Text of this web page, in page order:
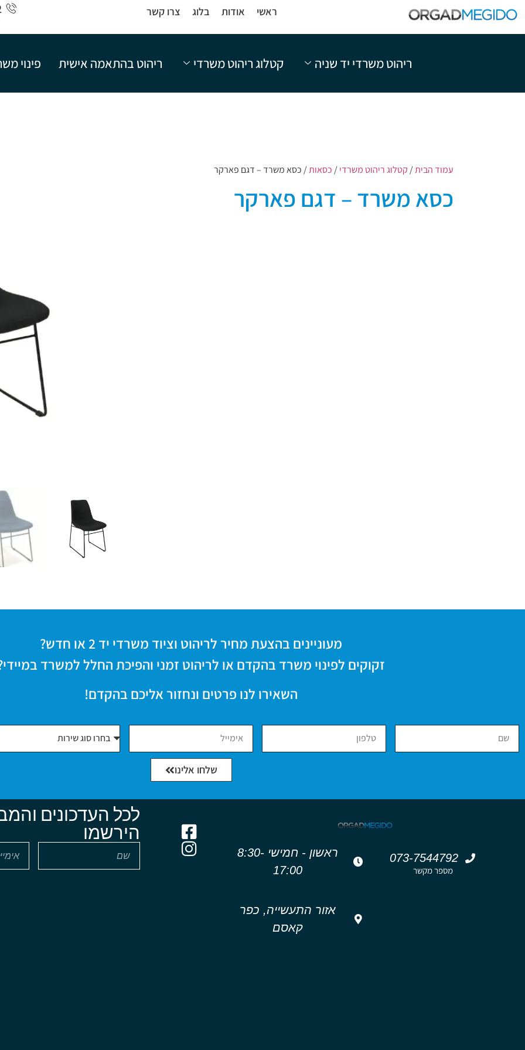
ראשי אודות בלוג צרו קשר
ריהוט משרדי יד שניה קטלוג ריהוט משרדי ריהוט בהתאמה אישית פינוי
עמוד הבית/ קטלוג ריהוט משרדי/ כסאות/ כסא משרד – דגם פארקר
כסא משרד – דגם פארקר
מעוניינים בהצעת מחיר לריהוט וציוד משרדי יד 2 או חדש?
זקוקים לפינוי משרד בהקדם או לריהוט זמני והפיכת החלל למשרד
השאירו לנו פרטים ונחזור אליכם בהקדם!
שלחו אלינו
073-7544792
מספר מקשר
ראשון - חמישי 8:30-
17:00
אזור התעשייה, כפר
קאסם
לכל העדכונים
הירשמו